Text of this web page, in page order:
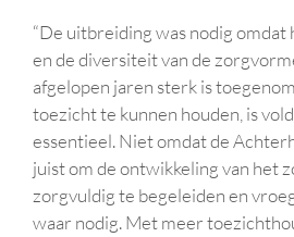
“De uitbreiding was nodig omdat
en de diversiteit van de
afgelopen jaren sterk is
toezicht te kunnen houden, is
essentieel. Niet omdat de
juist om de ontwikkeling van het
zorgvuldig te begeleiden en
waar nodig. Met meer